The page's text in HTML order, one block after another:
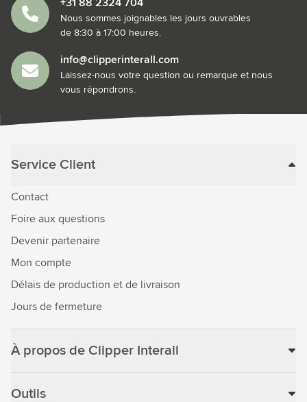
+31 88 2324 704
Nous sommes joignables les jours ouvrables
de 8:30 à 17:00 heures.
info@clipperinterall.com
Laissez-nous votre question ou remarque et nous
vous répondrons.
Service Client
Contact
Foire aux questions
Devenir partenaire
Mon compte
Délais de production et de livraison
Jours de fermeture
À propos de Clipper Interall
Outils